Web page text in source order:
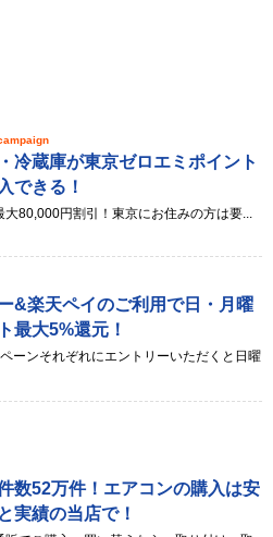
冷蔵庫が東京ゼロエミポイント
できる！
80,000円割引！東京にお住みの方は要...
&楽天ペイのご利用で日・月曜
最大5%還元！
ーンそれぞれにエントリーいただくと日曜
数52万件！エアコンの購入は安
実績の当店で！